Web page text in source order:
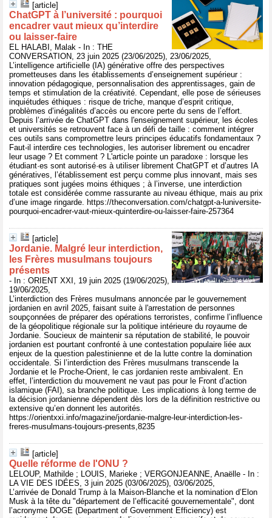
[article]
ChatGPT à l’université : pourquoi
encadrer vaut mieux qu’interdire
ou laisser-faire
EL HALABI, Malak - In : THE
CONVERSATION, 23 juin 2025 (23/06/2025), 23/06/2025,
L’intelligence artificielle (IA) générative offre des perspectives
prometteuses dans les établissements d’enseignement supérieur :
innovation pédagogique, personnalisation des apprentissages, gain de
temps et stimulation de la créativité. Cependant, elle pose de sérieuses
inquiétudes éthiques : risque de triche, manque d’esprit critique,
problèmes d’inégalités d’accès ou encore perte du sens de l’effort.
Depuis l’arrivée de ChatGPT dans l'enseignement supérieur, les écoles
et universités se retrouvent face à un défi de taille : comment intégrer
ces outils sans compromettre leurs principes éducatifs fondamentaux ?
Faut-il interdire ces technologies, les autoriser librement ou encadrer
leur usage ? Et comment ? L'article pointe un paradoxe : lorsque les
étudiant·es sont autorisé·es à utiliser librement ChatGPT et d’autres IA
génératives, l’établissement est perçu comme plus innovant, mais ses
pratiques sont jugées moins éthiques ; à l’inverse, une interdiction
totale est considérée comme rassurante au niveau éthique, mais au prix
d’une image ringarde. https://theconversation.com/chatgpt-a-luniversite-
pourquoi-encadrer-vaut-mieux-quinterdire-ou-laisser-faire-257364
[article]
Jordanie. Malgré leur interdiction,
les Frères musulmans toujours
présents
- In : ORIENT XXI, 19 juin 2025 (19/06/2025),
19/06/2025,
L’interdiction des Frères musulmans annoncée par le gouvernement
jordanien en avril 2025, faisant suite à l'arrestation de personnes
soupçonnées de préparer des opérations terroristes, confirme l’influence
de la géopolitique régionale sur la politique intérieure du royaume de
Jordanie. Soucieux de maintenir sa réputation de stabilité, le pouvoir
jordanien est pourtant confronté à une contestation populaire liée aux
enjeux de la question palestinienne et de la lutte contre la domination
occidentale. Si l’interdiction des Frères musulmans transcende la
Jordanie et le Proche-Orient, le cas jordanien reste ambivalent. En
effet, l’interdiction du mouvement ne vaut pas pour le Front d’action
islamique (FAI), sa branche politique. Les implications à long terme de
la décision jordanienne dépendent dès lors de la définition restrictive ou
extensive qu’en donnent les autorités.
https://orientxxi.info/magazine/jordanie-malgre-leur-interdiction-les-
freres-musulmans-toujours-presents,8235
[article]
Quelle réforme de l'ONU ?
LELOUP, Mathilde ; LOUIS, Marieke ; VERGONJEANNE, Anaëlle - In :
LA VIE DES IDÉES, 3 juin 2025 (03/06/2025), 03/06/2025,
L’arrivée de Donald Trump à la Maison-Blanche et la nomination d’Elon
Musk à la tête du "département de l’efficacité gouvernementale", dont
l’acronyme DOGE (Department of Government Efficiency) est